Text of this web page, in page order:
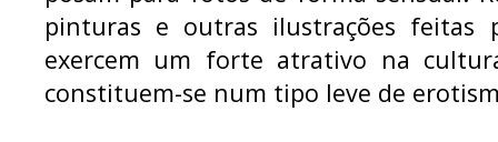
pinturas e outras ilustrações
exercem um forte atrativo na
constituem-se num tipo leve de